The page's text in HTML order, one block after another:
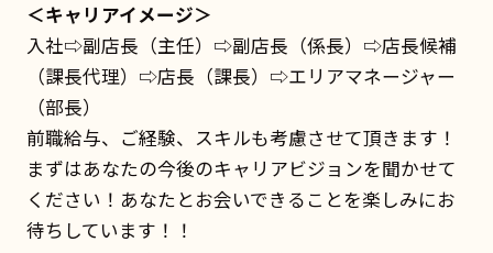
＜キャリアイメージ＞
入社⇨副店長（主任）⇨副店長（係長）⇨店長候補
（課長代理）⇨店長（課長）⇨エリアマネージャー
（部長）
前職給与、ご経験、スキルも考慮させて頂きます！
まずはあなたの今後のキャリアビジョンを聞かせて
ください！あなたとお会いできることを楽しみにお
待ちしています！！